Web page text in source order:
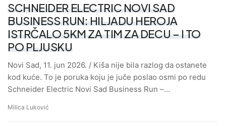
SCHNEIDER ELECTRIC NOVI SAD
BUSINESS RUN: HILJADU HEROJA
ISTRČALO 5KM ZA TIM ZA DECU – I TO
PO PLJUSKU
Novi Sad, 11. jun 2026. / Kiša nije bila razlog da ostanete
kod kuće. To je poruka koju je juče poslao osmi po redu
Schneider Electric Novi Sad Business Run –…
Milica Luković